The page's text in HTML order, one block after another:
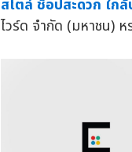
สไตล์ ช็อปสะดวก ใก
ไวร์ด จำกัด (มหาชน) ห